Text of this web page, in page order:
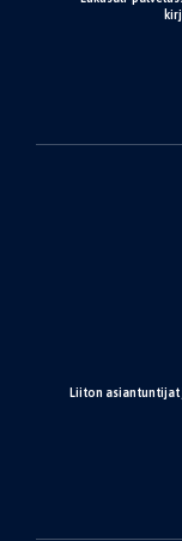
Liiton asiantuntijat